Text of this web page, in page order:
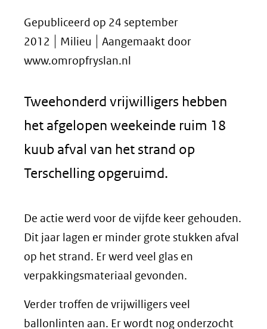
Gepubliceerd op 24 september
2012
Milieu
Aangemaakt door
www.omropfryslan.nl
Tweehonderd vrijwilligers hebben
het afgelopen weekeinde ruim 18
kuub afval van het strand op
Terschelling opgeruimd.
De actie werd voor de vijfde keer gehouden.
Dit jaar lagen er minder grote stukken afval
op het strand. Er werd veel glas en
verpakkingsmateriaal gevonden.
Verder troffen de vrijwilligers veel
ballonlinten aan. Er wordt nog onderzocht